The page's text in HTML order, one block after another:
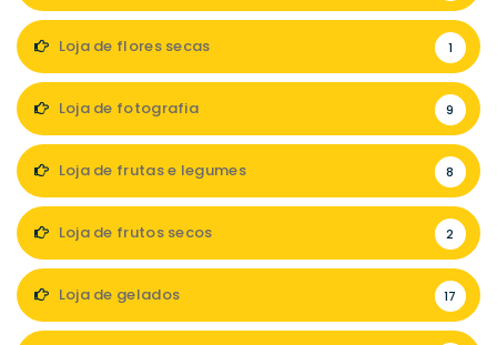
Loja de flores secas 1
Loja de fotografia 9
Loja de frutas e legumes 8
Loja de frutos secos 2
Loja de gelados 17